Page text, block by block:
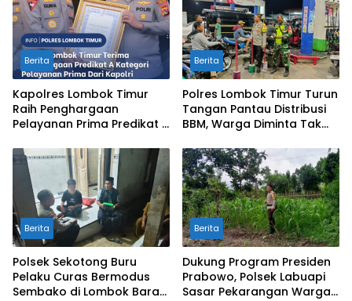
Berita
Kapolres Lombok Timur
Raih Penghargaan
Pelayanan Prima Predikat A
Berita
Polres Lombok Timur Turun
Tangan Pantau Distribusi
BBM, Warga Diminta Tak
Berita
Polsek Sekotong Buru
Pelaku Curas Bermodus
Sembako di Lombok Barat,
Berita
Dukung Program Presiden
Prabowo, Polsek Labuapi
Sasar Pekarangan Warga